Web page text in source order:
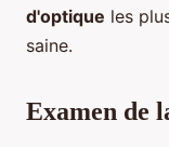
d'optique les
saine.
Examen de